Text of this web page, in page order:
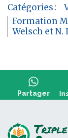
Catégories:
Formation
Welsch et
Partager